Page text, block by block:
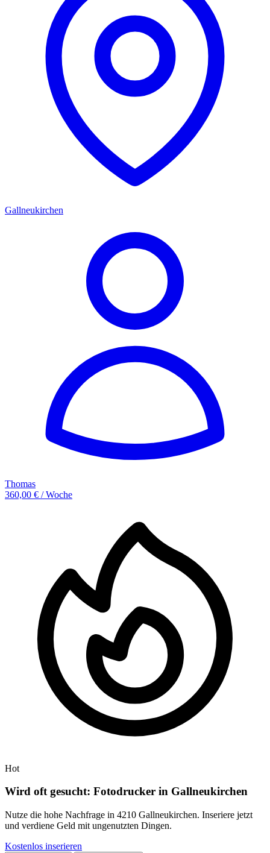
Gallneukirchen
Thomas
360,00 € / Woche
Hot
Wird oft gesucht: Fotodrucker in Gallneukirchen
Nutze die hohe Nachfrage in 4210 Gallneukirchen. Inseriere jetzt
und verdiene Geld mit ungenutzten Dingen.
Kostenlos inserieren